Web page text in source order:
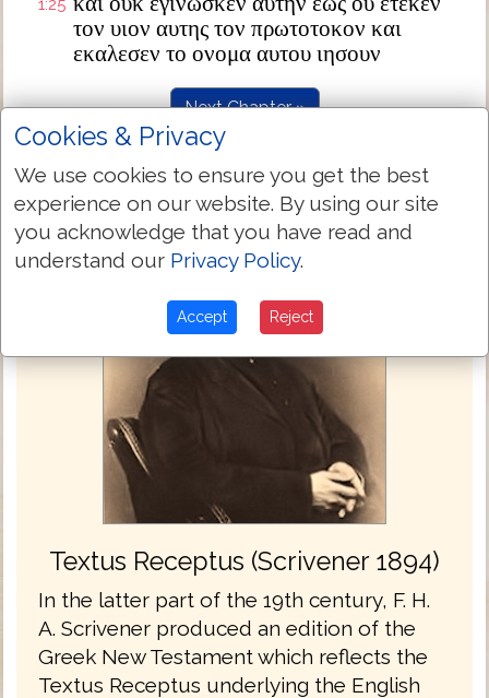
1:25
τον υιον αυτης τον πρωτοτοκον και
εκαλεσεν το ονομα αυτου ιησουν
Next Chapter »
Textus Receptus (Scrivener 1894)
In the latter part of the 19th century, F. H.
A. Scrivener produced an edition of the
Greek New Testament which reflects the
Textus Receptus underlying the English
Cookies & Privacy
We use cookies to ensure you get the best
experience on our website. By using our site
you acknowledge that you have read and
understand our Privacy Policy.
Accept Reject